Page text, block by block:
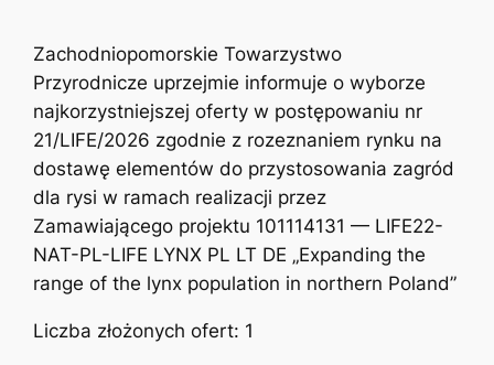
Zachodniopomorskie Towarzystwo
Przyrodnicze uprzejmie informuje o wyborze
najkorzystniejszej oferty w postępowaniu nr
21/LIFE/2026 zgodnie z rozeznaniem rynku na
dostawę elementów do przystosowania zagród
dla rysi w ramach realizacji przez
Zamawiającego projektu 101114131 — LIFE22-
NAT-PL-LIFE LYNX PL LT DE „Expanding the
range of the lynx population in northern Poland”
Liczba złożonych ofert: 1